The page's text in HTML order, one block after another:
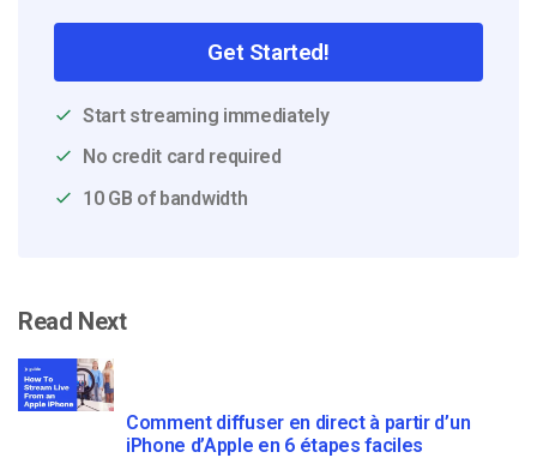
Get Started!
Start streaming immediately
No credit card required
10 GB of bandwidth
Read Next
Comment diffuser en direct à partir d’un
iPhone d’Apple en 6 étapes faciles